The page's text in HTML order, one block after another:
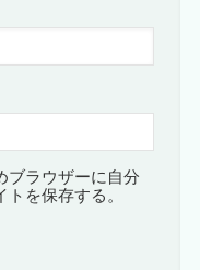
ブラウザーに自分
を保存する。